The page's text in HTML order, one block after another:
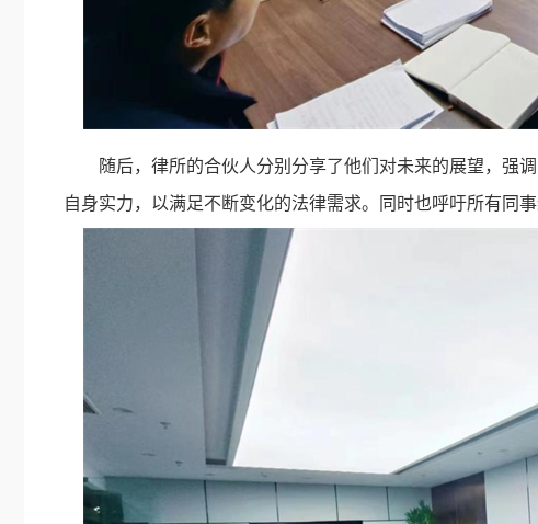
随后，律所的合伙人分别分享了他们对未来的展望，强
自身实力，以满足不断变化的法律需求。同时也呼吁所有同